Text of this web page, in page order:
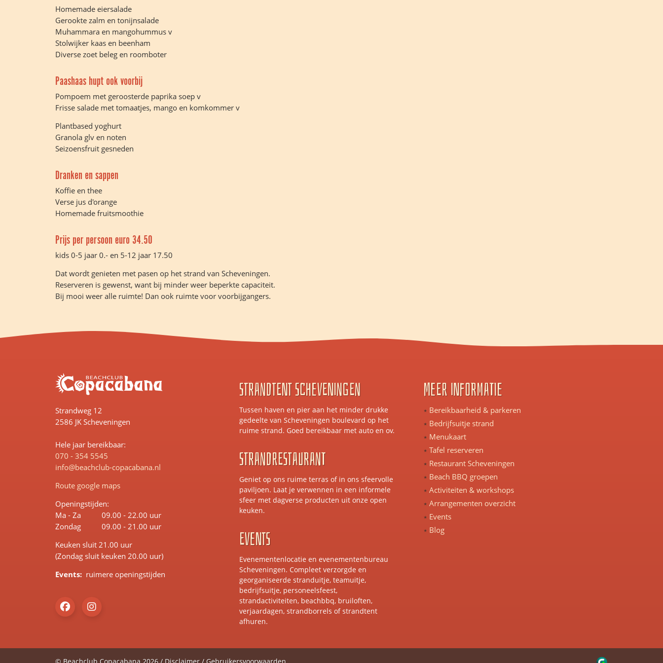
Homemade eiersalade
Gerookte zalm en tonijnsalade
Muhammara en mangohummus v
Stolwijker kaas en beenham
Diverse zoet beleg en roomboter
Paashaas hupt ook voorbij
Pompoem met geroosterde paprika soep v
Frisse salade met tomaatjes, mango en komkommer v
Plantbased yoghurt
Granola glv en noten
Seizoensfruit gesneden
Dranken en sappen
Koffie en thee
Verse jus d'orange
Homemade fruitsmoothie
Prijs per persoon euro 34.50
kids 0-5 jaar 0.- en 5-12 jaar 17.50
Dat wordt genieten met pasen op het strand van Scheveningen.
Reserveren is gewenst, want bij minder weer beperkte capaciteit.
Bij mooi weer alle ruimte! Dan ook ruimte voor voorbijgangers.
Strandweg 12
2586 JK Scheveningen
Hele jaar bereikbaar:
070 - 354 5545
info@beachclub-copacabana.nl
Route google maps
Openingstijden:
Ma - Za
09.00 - 22.00 uur
Zondag
09.00 - 21.00 uur
Keuken sluit 21.00 uur
(Zondag sluit keuken 20.00 uur)
Events: ruimere openingstijden
Strandtent scheveningen
Tussen haven en pier aan het minder drukke
gedeelte van Scheveningen boulevard op het
ruime strand. Goed bereikbaar met auto en ov.
Strandrestaurant
Geniet op ons ruime terras of in ons sfeervolle
paviljoen. Laat je verwennen in een informele
sfeer met dagverse producten uit onze open
keuken.
Events
Evenementenlocatie en evenementenbureau
Scheveningen. Compleet verzorgde en
georganiseerde stranduitje, teamuitje,
bedrijfsuitje, personeelsfeest,
strandactiviteiten, beachbbq, bruiloften,
verjaardagen, strandborrels of strandtent
afhuren.
Meer informatie
Bereikbaarheid & parkeren
Bedrijfsuitje strand
Menukaart
Tafel reserveren
Restaurant Scheveningen
Beach BBQ groepen
Activiteiten & workshops
Arrangementen overzicht
Events
Blog